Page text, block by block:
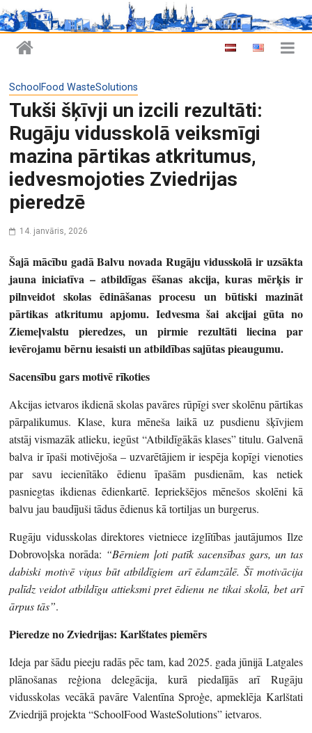
SchoolFood WasteSolutions
Tukši šķīvji un izcili rezultāti:
Rugāju vidusskolā veiksmīgi
mazina pārtikas atkritumus,
iedvesmojoties Zviedrijas
pieredzē
14. janvāris, 2026
Šajā mācību gadā Balvu novada Rugāju vidusskolā ir uzsākta
jauna iniciatīva – atbildīgas ēšanas akcija, kuras mērķis ir
pilnveidot skolas ēdināšanas procesu un būtiski mazināt
pārtikas atkritumu apjomu. Iedvesma šai akcijai gūta no
Ziemeļvalstu pieredzes, un pirmie rezultāti liecina par
ievērojamu bērnu iesaisti un atbildības sajūtas pieaugumu.
Sacensību gars motivē rīkoties
Akcijas ietvaros ikdienā skolas pavāres rūpīgi sver skolēnu pārtikas
pārpalikumus. Klase, kura mēneša laikā uz pusdienu šķīvjiem
atstāj vismazāk atlieku, iegūst “Atbildīgākās klases” titulu. Galvenā
balva ir īpaši motivējoša – uzvarētājiem ir iespēja kopīgi vienoties
par savu iecienītāko ēdienu īpašām pusdienām, kas netiek
pasniegtas ikdienas ēdienkartē. Iepriekšējos mēnešos skolēni kā
balvu jau baudījuši tādus ēdienus kā tortiljas un burgerus.
Rugāju vidusskolas direktores vietniece izglītības jautājumos Ilze
Dobrovoļska norāda: “Bērniem ļoti patīk sacensības gars, un tas
dabiski motivē viņus būt atbildīgiem arī ēdamzālē. Šī motivācija
palīdz veidot atbildīgu attieksmi pret ēdienu ne tikai skolā, bet arī
ārpus tās”.
Pieredze no Zviedrijas: Karlštates piemērs
Ideja par šādu pieeju radās pēc tam, kad 2025. gada jūnijā Latgales
plānošanas reģiona delegācija, kurā piedalījās arī Rugāju
vidusskolas vecākā pavāre Valentīna Sproģe, apmeklēja Karlštati
Zviedrijā projekta “SchoolFood WasteSolutions” ietvaros.